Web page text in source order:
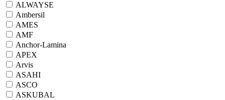
ALWAYSE
Ambersil
AMES
AMF
Anchor-Lamina
APEX
Arvis
ASAHI
ASCO
ASKUBAL